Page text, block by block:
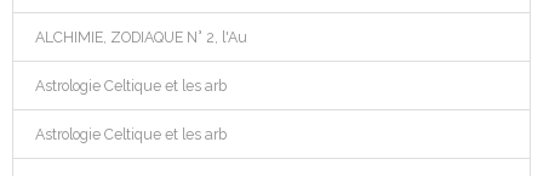
ALCHIMIE, ZODIAQUE N° 2, l'Au
Astrologie Celtique et les arb
Astrologie Celtique et les arb